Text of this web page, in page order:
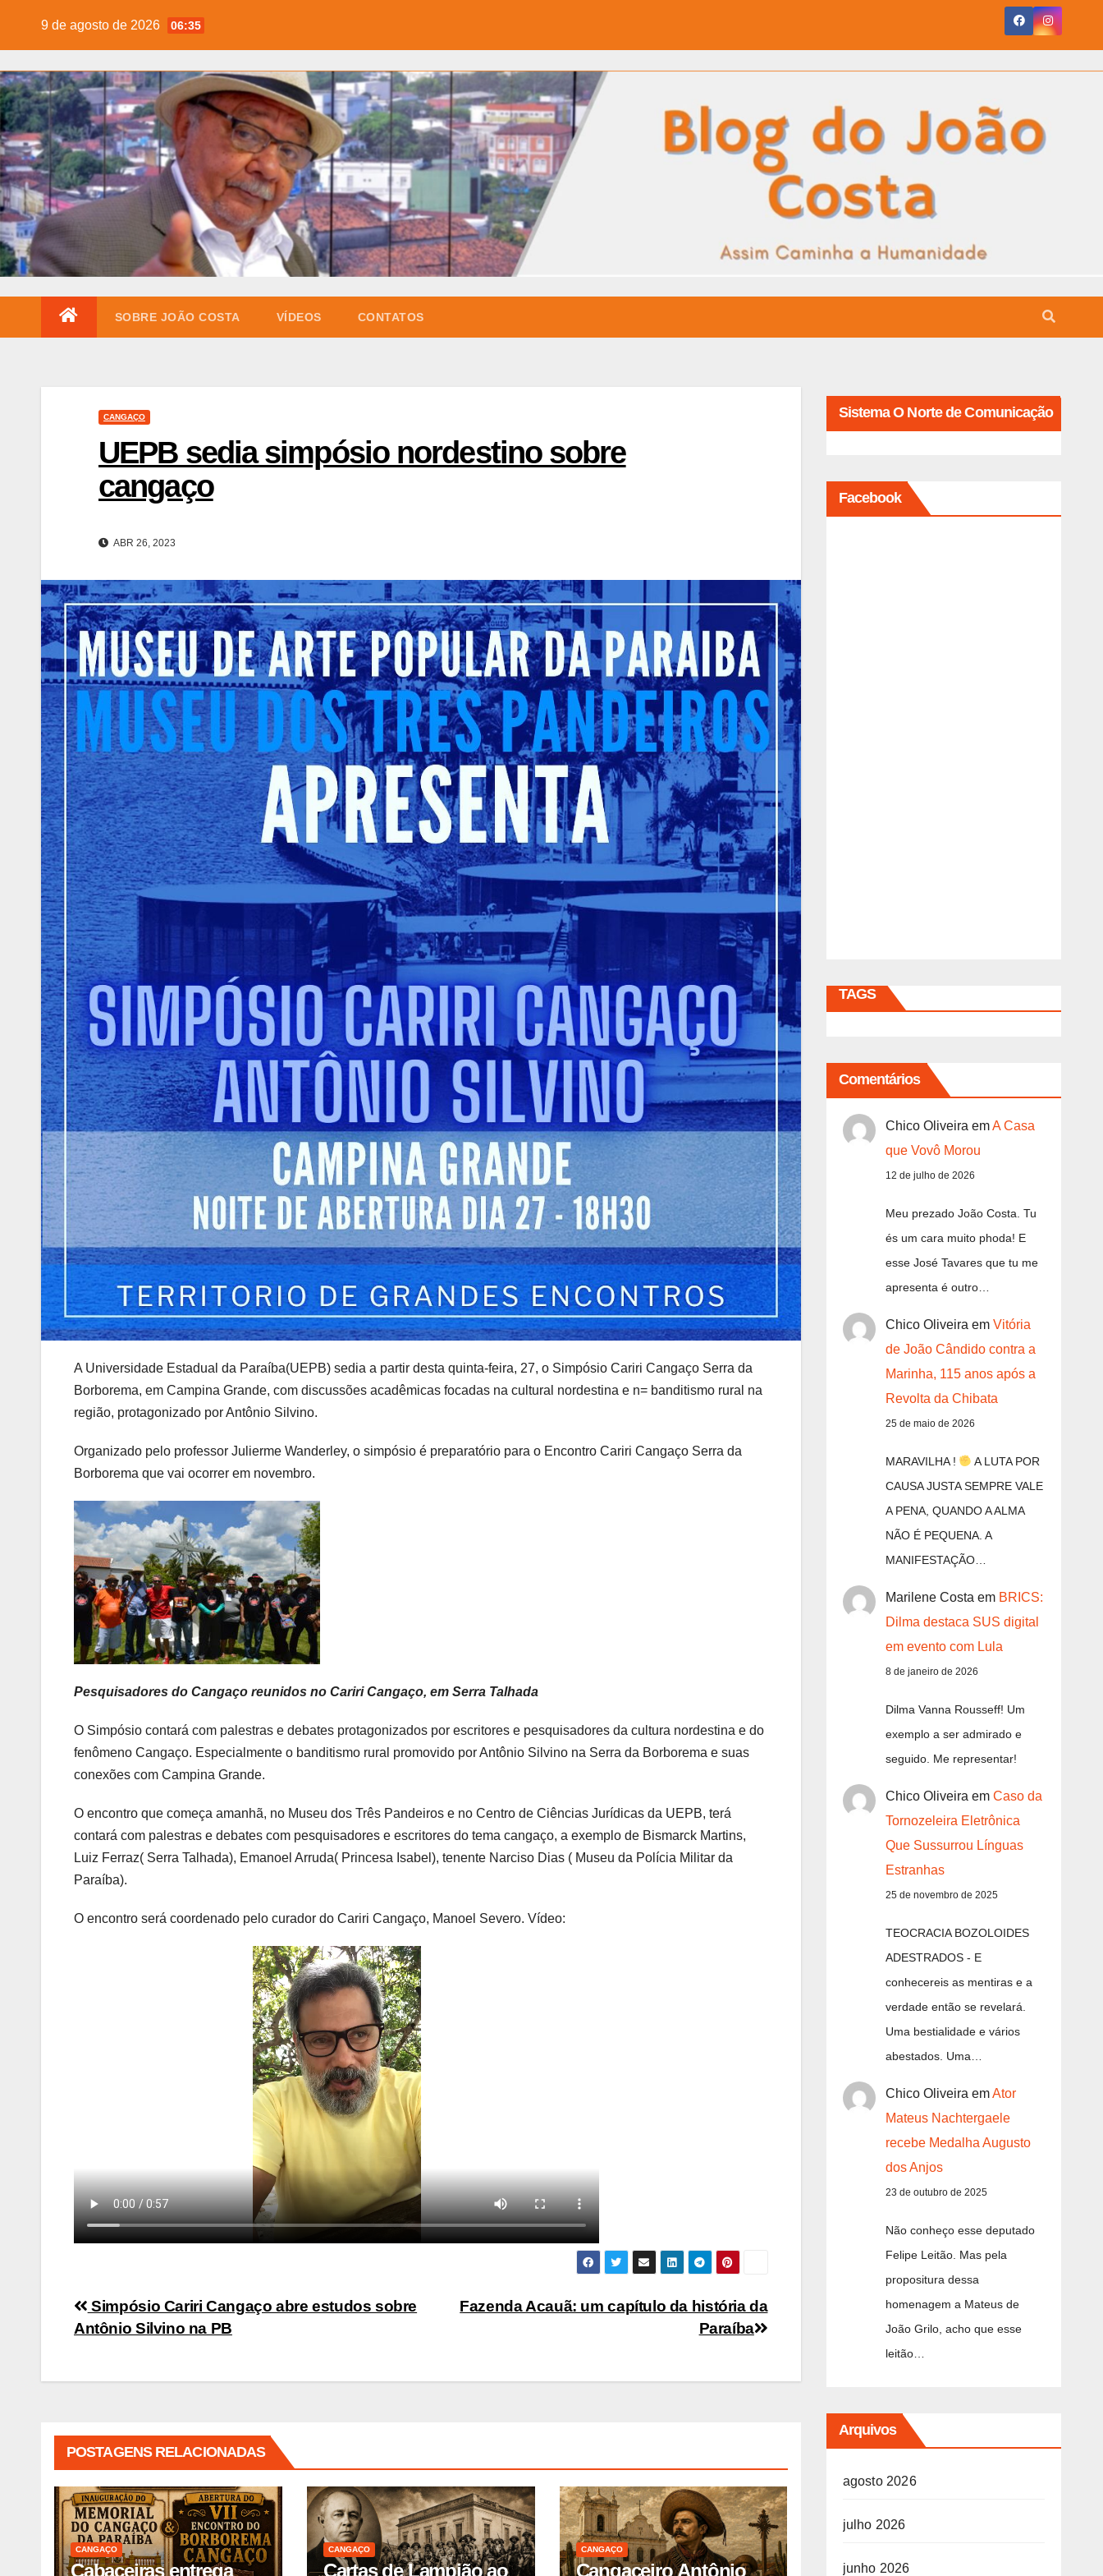
9 de agosto de 2026 06:35
SOBRE JOÃO COSTA VÍDEOS CONTATOS
CANGAÇO
UEPB sedia simpósio nordestino sobre
cangaço
ABR 26, 2023
A Universidade Estadual da Paraíba(UEPB) sedia a partir desta quinta-feira, 27, o Simpósio Cariri Cangaço Serra da
Borborema, em Campina Grande, com discussões acadêmicas focadas na cultural nordestina e n= banditismo rural na
região, protagonizado por Antônio Silvino.
Organizado pelo professor Julierme Wanderley, o simpósio é preparatório para o Encontro Cariri Cangaço Serra da
Borborema que vai ocorrer em novembro.
Pesquisadores do Cangaço reunidos no Cariri Cangaço, em Serra Talhada
O Simpósio contará com palestras e debates protagonizados por escritores e pesquisadores da cultura nordestina e do
fenômeno Cangaço. Especialmente o banditismo rural promovido por Antônio Silvino na Serra da Borborema e suas
conexões com Campina Grande.
O encontro que começa amanhã, no Museu dos Três Pandeiros e no Centro de Ciências Jurídicas da UEPB, terá
contará com palestras e debates com pesquisadores e escritores do tema cangaço, a exemplo de Bismarck Martins,
Luiz Ferraz( Serra Talhada), Emanoel Arruda( Princesa Isabel), tenente Narciso Dias ( Museu da Polícia Militar da
Paraíba).
O encontro será coordenado pelo curador do Cariri Cangaço, Manoel Severo. Vídeo:
Navegação
de
Post
Fazenda Acauã: um capítulo da história da
Paraíba
Simpósio Cariri Cangaço abre estudos sobre
Antônio Silvino na PB
POSTAGENS RELACIONADAS
CANGAÇO
Cabaceiras entrega
CANGAÇO
Cartas de Lampião ao
CANGAÇO
Cangaceiro Antônio
Sistema O Norte de Comunicação
Facebook
TAGS
Comentários
Chico Oliveira emA Casa
que Vovô Morou
12 de julho de 2026
Meu prezado João Costa. Tu
és um cara muito phoda! E
esse José Tavares que tu me
apresenta é outro…
Chico Oliveira em Vitória
de João Cândido contra a
Marinha, 115 anos após a
Revolta da Chibata
25 de maio de 2026
MARAVILHA !
A LUTA POR
CAUSA JUSTA SEMPRE VALE
A PENA, QUANDO A ALMA
NÃO É PEQUENA. A
MANIFESTAÇÃO…
Marilene Costa em BRICS:
Dilma destaca SUS digital
em evento com Lula
8 de janeiro de 2026
Dilma Vanna Rousseff! Um
exemplo a ser admirado e
seguido. Me representar!
Chico Oliveira em Caso da
Tornozeleira Eletrônica
Que Sussurrou Línguas
Estranhas
25 de novembro de 2025
TEOCRACIA BOZOLOIDES
ADESTRADOS - E
conhecereis as mentiras e a
verdade então se revelará.
Uma bestialidade e vários
abestados. Uma…
Chico Oliveira emAtor
Mateus Nachtergaele
recebe Medalha Augusto
dos Anjos
23 de outubro de 2025
Não conheço esse deputado
Felipe Leitão. Mas pela
propositura dessa
homenagem a Mateus de
João Grilo, acho que esse
leitão…
Arquivos
agosto 2026
julho 2026
junho 2026